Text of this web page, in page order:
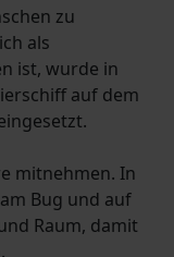
zu
als
ist, wurde in
auf dem
mitnehmen. In
Bug und auf
Raum, damit